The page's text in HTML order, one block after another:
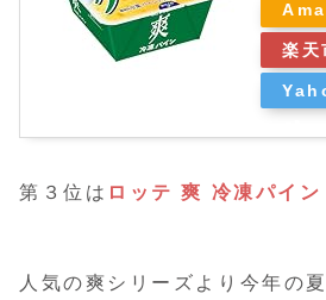
楽天
第３位は ロッテ 爽 冷凍パイン
人気の爽シリーズより今年の